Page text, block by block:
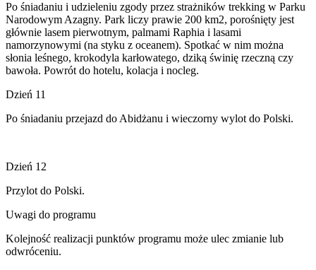
Po śniadaniu i udzieleniu zgody przez strażników trekking w Parku
Narodowym Azagny. Park liczy prawie 200 km2, porośnięty jest
głównie lasem pierwotnym, palmami Raphia i lasami
namorzynowymi (na styku z oceanem). Spotkać w nim można
słonia leśnego, krokodyla karłowatego, dziką świnię rzeczną czy
bawoła. Powrót do hotelu, kolacja i nocleg.
Dzień 11
Po śniadaniu przejazd do Abidżanu i wieczorny wylot do Polski.
Dzień 12
Przylot do Polski.
Uwagi do programu
Kolejność realizacji punktów programu może ulec zmianie lub
odwróceniu.